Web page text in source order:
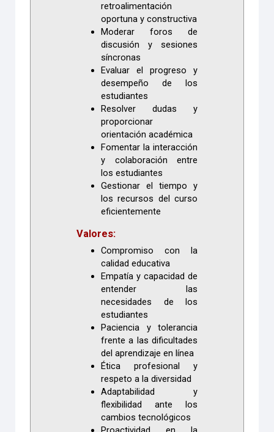
retroalimentación
oportuna y constructiva
Moderar foros de
discusión y sesiones
síncronas
Evaluar el progreso y
desempeño de los
estudiantes
Resolver dudas y
proporcionar
orientación académica
Fomentar la interacción
y colaboración entre
los estudiantes
Gestionar el tiempo y
los recursos del curso
eficientemente
Valores:
Compromiso con la
calidad educativa
Empatía y capacidad de
entender las
necesidades de los
estudiantes
Paciencia y tolerancia
frente a las dificultades
del aprendizaje en línea
Ética profesional y
respeto a la diversidad
Adaptabilidad y
flexibilidad ante los
cambios tecnológicos